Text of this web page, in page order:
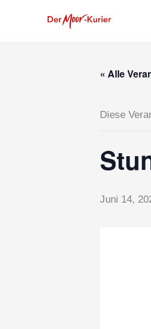
« Alle
Diese
Juni 14,